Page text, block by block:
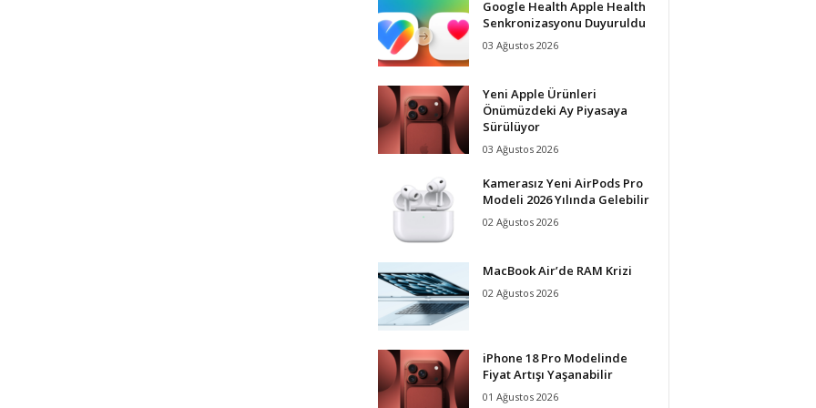
Google Health Apple Health
Senkronizasyonu Duyuruldu
03 Ağustos 2026
Yeni Apple Ürünleri
Önümüzdeki Ay Piyasaya
Sürülüyor
03 Ağustos 2026
Kamerasız Yeni AirPods Pro
Modeli 2026 Yılında Gelebilir
02 Ağustos 2026
MacBook Air’de RAM Krizi
02 Ağustos 2026
iPhone 18 Pro Modelinde
Fiyat Artışı Yaşanabilir
01 Ağustos 2026